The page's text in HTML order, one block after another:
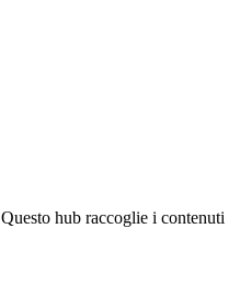
hub raccoglie i contenuti